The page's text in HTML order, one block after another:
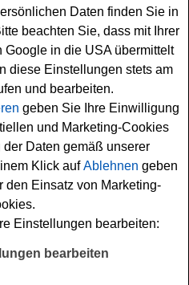
mit Coca Cola Kassenbon
traumhafteFinnland
absoluter Hauptgewinn
für zwei Personen auf einen
werden 30 schöne
Gewinnspiel
Sie im Aktionszeitraum die
Produkte bei Müller kaufen
Bitte beachten Sie die
Vielleicht haben Sie ja
Reise gewinnen
Daten finden Sie in
beachten Sie, dass mit Ihrer
in die USA übermittelt
diese Einstellungen stets am
und bearbeiten.
geben Sie Ihre Einwilligung
und Marketing-Cookies
Daten gemäß unserer
Klick aufAblehnen geben
den Einsatz von Marketing-
Einstellungen bearbeiten:
bearbeiten